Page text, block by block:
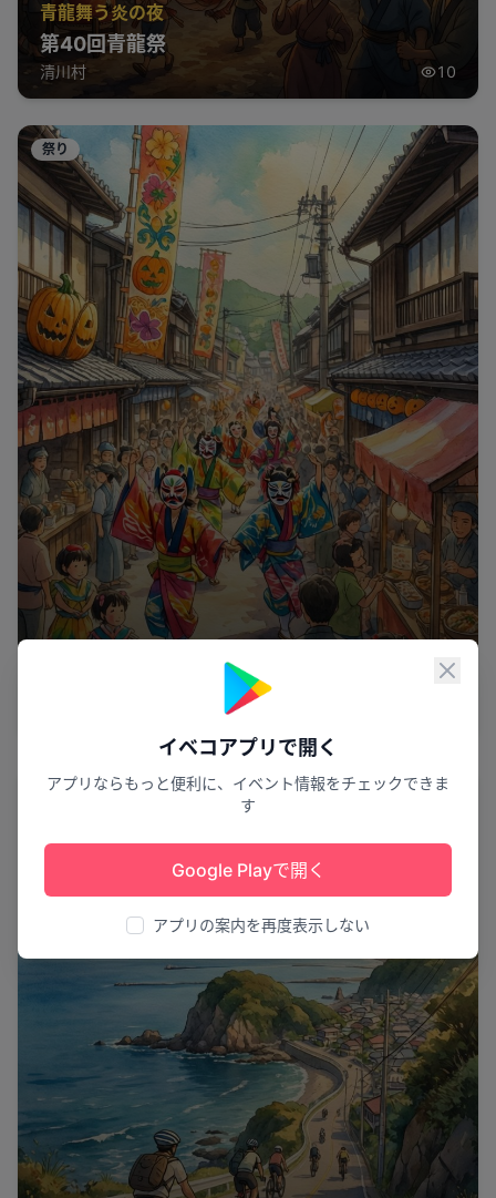
閉じ
イベコアプリで開く
アプリならもっと便利に、イベント情報をチェックできま
す
Google Playで開く
アプリの案内を再度表示しない
青龍舞う炎の夜
第40回青龍祭
清川村 10
祭り
第40回大井よさこいひょうたん祭
スポーツ